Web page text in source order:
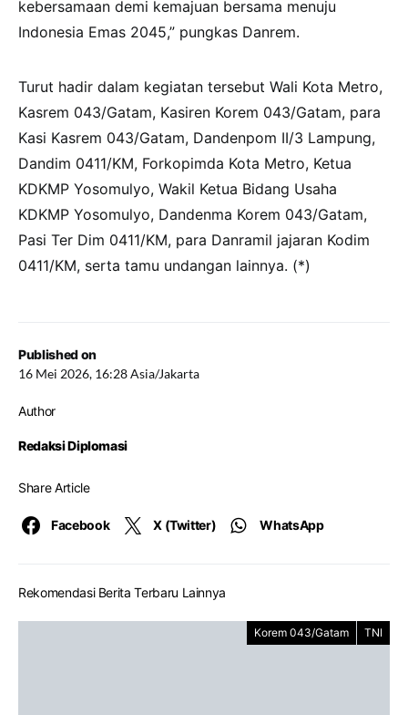
Published on
16 Mei 2026, 16:28 Asia/Jakarta
Author
Redaksi Diplomasi
Share Article
Facebook X (Twitter) WhatsApp
kebersamaan demi kemajuan bersama menuju
Indonesia Emas 2045,” pungkas Danrem.
Turut hadir dalam kegiatan tersebut Wali Kota Metro,
Kasrem 043/Gatam, Kasiren Korem 043/Gatam, para
Kasi Kasrem 043/Gatam, Dandenpom II/3 Lampung,
Dandim 0411/KM, Forkopimda Kota Metro, Ketua
KDKMP Yosomulyo, Wakil Ketua Bidang Usaha
KDKMP Yosomulyo, Dandenma Korem 043/Gatam,
Pasi Ter Dim 0411/KM, para Danramil jajaran Kodim
0411/KM, serta tamu undangan lainnya. (*)
Rekomendasi Berita Terbaru Lainnya
Korem 043/Gatam TNI